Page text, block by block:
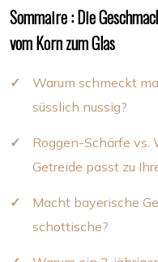
Sommaire : Die
vom Korn zum Glas
Warum schmeckt
süsslich nussig?
Roggen-Schärfe vs.
Getreide passt zu
Macht bayerische
schottische?